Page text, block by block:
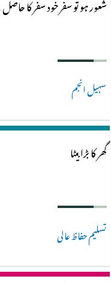
شعور ہو تو سفر خود سفر کا
سہیل انجم
گھر کا بڑا بیٹا
تسلیم حفاظ عالی